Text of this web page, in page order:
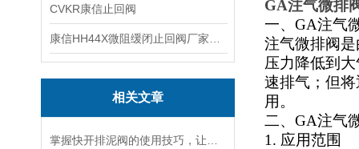
CVKR康信止回阀
相关文章
GA注气微排
一、GA注气
注气微排阀
压力降低到
速排气；但
用。
二、GA注气
1. 应用范围